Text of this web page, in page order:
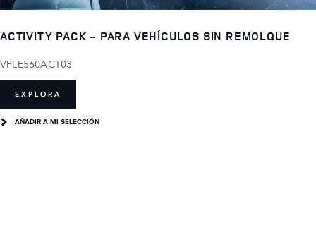
ACTIVITY PACK - PARA VEHÍCULOS SIN REMOLQUE
VPLE560ACT03
EXPLORA
AÑADIR A MI SELECCIÓN